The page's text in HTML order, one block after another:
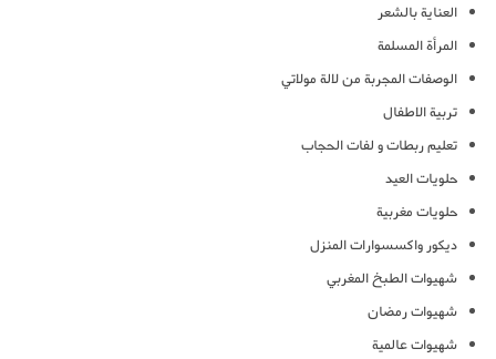
العناية بالشعر
المرأة المسلمة
الوصفات المجربة من لالة مولاتي
تربية الاطفال
تعليم ربطات و لفات الحجاب
حلويات العيد
حلويات مغربية
ديكور واكسسوارات المنزل
شهيوات الطبخ المغربي
شهيوات رمضان
شهيوات عالمية